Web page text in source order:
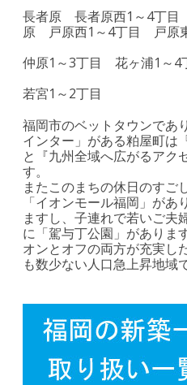
長者原 長者原西1～4丁
原 戸原西1～4丁目 戸原
仲原1～3丁目 花ヶ浦1～
若宮1～2丁目
福岡市のベットタウンであ
インター」がある粕屋町は
と『九州全域へ広がるアク
す。
またこのまちの休日のすご
「イオンモール福岡」が
ますし、子連れで若いご夫
に「駕与丁公園」があります
オンとオフの両方が充実し
も数少ない人口急上昇地域